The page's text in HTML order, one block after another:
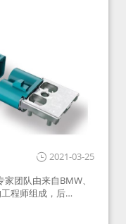
2021-03-25
团队由来自BMW、
程师组成，后
年并入
于车载收音机天线连